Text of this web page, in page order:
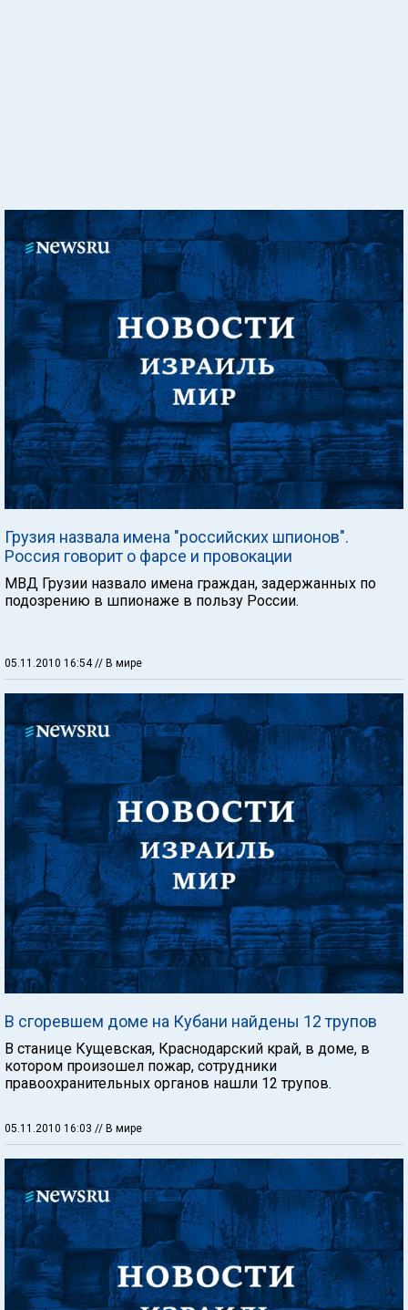
Грузия назвала имена "российских шпионов".
Россия говорит о фарсе и провокации
МВД Грузии назвало имена граждан, задержанных по
подозрению в шпионаже в пользу России.
05.11.2010 16:54// В мире
В сгоревшем доме на Кубани найдены 12 трупов
В станице Кущевская, Краснодарский край, в доме, в
котором произошел пожар, сотрудники
правоохранительных органов нашли 12 трупов.
05.11.2010 16:03 // В мире